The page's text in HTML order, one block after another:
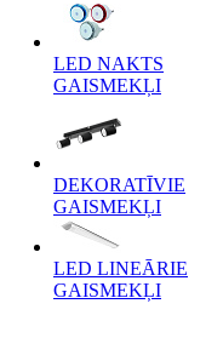
LED NAKTS
GAISMEKĻI
DEKORATĪVIE
GAISMEKĻI
LED LINEĀRIE
GAISMEKĻI